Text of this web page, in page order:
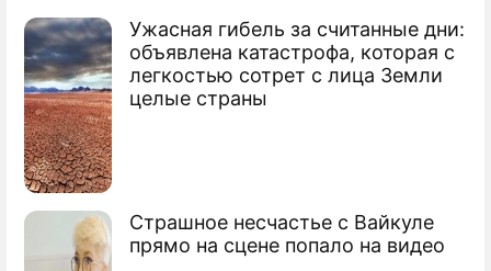
Ужасная гибель за считанные дни:
объявлена катастрофа, которая с
легкостью сотрет с лица Земли
целые страны
Страшное несчастье с Вайкуле
прямо на сцене попало на видео
Российские хакеры атаковали НАТО
Хакеры взломали iOS 8.1 через Windows
Хакеры взломали защиту смартфонов
Samsung
США